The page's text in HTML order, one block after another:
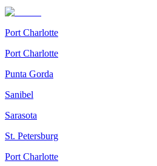
Port Charlotte
Port Charlotte
Punta Gorda
Sanibel
Sarasota
St. Petersburg
Port Charlotte